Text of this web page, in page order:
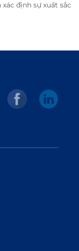
định sự xuất sắc